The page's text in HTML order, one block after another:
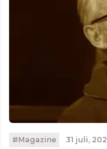
#Magazine 31 juli,